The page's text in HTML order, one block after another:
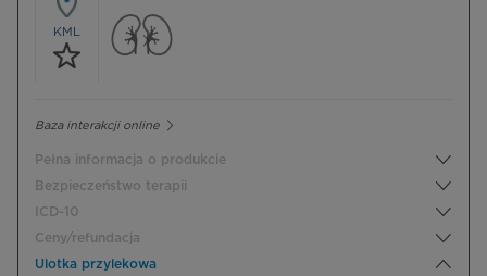
KML
Baza interakcji online
Pełna informacja o produkcie
Bezpieczeństwo terapii
ICD-10
Ceny/refundacja
Ulotka przylekowa